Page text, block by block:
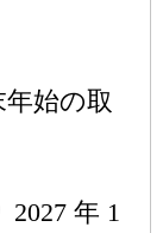
始の取
2027 年 1